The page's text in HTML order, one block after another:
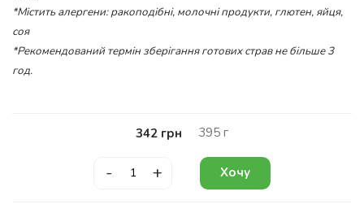
*Містить алергени: ракоподібні, молочні продукти, глютен, яйця,
соя
*Рекомендований термін зберігання готових страв не більше 3
год.
342 грн 395 г
- + Хочу